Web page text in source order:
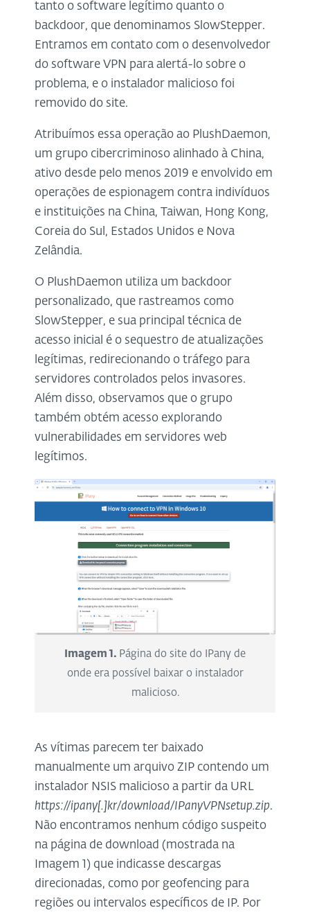
tanto o software legítimo quanto o
backdoor, que denominamos SlowStepper.
Entramos em contato com o desenvolvedor
do software VPN para alertá-lo sobre o
problema, e o instalador malicioso foi
removido do site.
Atribuímos essa operação ao PlushDaemon,
um grupo cibercriminoso alinhado à China,
ativo desde pelo menos 2019 e envolvido em
operações de espionagem contra indivíduos
e instituições na China, Taiwan, Hong Kong,
Coreia do Sul, Estados Unidos e Nova
Zelândia.
O PlushDaemon utiliza um backdoor
personalizado, que rastreamos como
SlowStepper, e sua principal técnica de
acesso inicial é o sequestro de atualizações
legítimas, redirecionando o tráfego para
servidores controlados pelos invasores.
Além disso, observamos que o grupo
também obtém acesso explorando
vulnerabilidades em servidores web
legítimos.
Imagem 1. Página do site do IPany de
onde era possível baixar o instalador
malicioso.
As vítimas parecem ter baixado
manualmente um arquivo ZIP contendo um
instalador NSIS malicioso a partir da URL
https://ipany[.]kr/download/IPanyVPNsetup.zip.
Não encontramos nenhum código suspeito
na página de download (mostrada na
Imagem 1) que indicasse descargas
direcionadas, como por geofencing para
regiões ou intervalos específicos de IP. Por